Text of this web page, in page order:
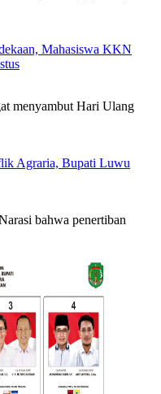
Mahasiswa KKN
menyambut Hari Ulang
Agraria, Bupati Luwu
bahwa penertiban